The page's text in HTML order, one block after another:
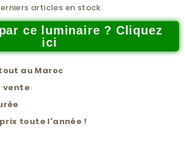
articles en stock
ce luminaire ? Cliquez
ici
au Maroc
vente
toute l'année !